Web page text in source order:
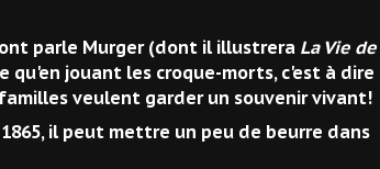
parle Murger (dont il illustrera La Vie de
qu'en jouant les croque-morts, c'est à dire
veulent garder un souvenir vivant!
il peut mettre un peu de beurre dans